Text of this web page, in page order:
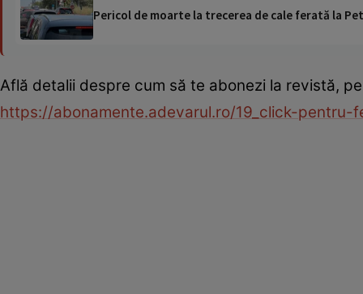
Pericol de moarte la trecerea de cale ferată la
Află detalii despre cum să te abonezi la revistă,
https://abonamente.adevarul.ro/19_click-pentru-